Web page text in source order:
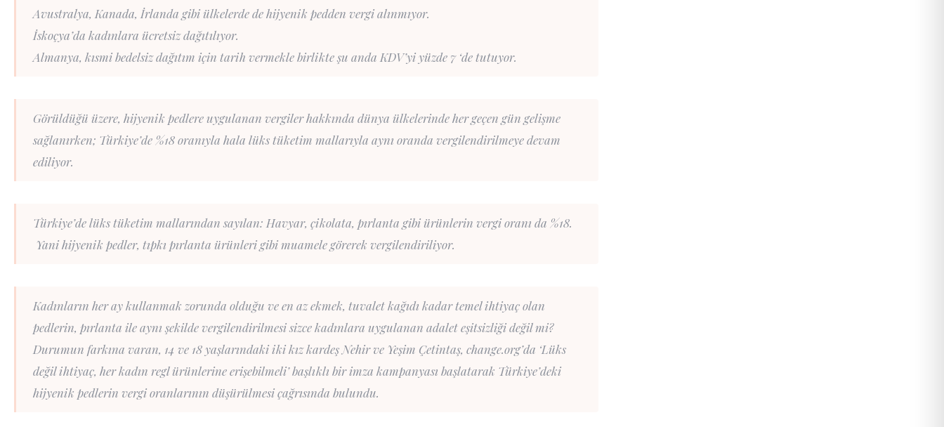
Avustralya, Kanada, İrlanda gibi ülkelerde de hijyenik pedden vergi alınmıyor.
İskoçya’da kadınlara ücretsiz dağıtılıyor.
Almanya, kısmi bedelsiz dağıtım için tarih vermekle birlikte şu anda KDV’yi yüzde 7 ‘de tutuyor.
Görüldüğü üzere, hijyenik pedlere uygulanan vergiler hakkında dünya ülkelerinde her geçen gün gelişme
sağlanırken; Türkiye’de %18 oranıyla hala lüks tüketim mallarıyla aynı oranda vergilendirilmeye devam
ediliyor.
Türkiye’de lüks tüketim mallarından sayılan: Havyar, çikolata, pırlanta gibi ürünlerin vergi oranı da %18.
Yani hijyenik pedler, tıpkı pırlanta ürünleri gibi muamele görerek vergilendiriliyor.
Kadınların her ay kullanmak zorunda olduğu ve en az ekmek, tuvalet kağıdı kadar temel ihtiyaç olan
pedlerin, pırlanta ile aynı şekilde vergilendirilmesi sizce kadınlara uygulanan adalet eşitsizliği değil mi?
Durumun farkına varan, 14 ve 18 yaşlarındaki iki kız kardeş Nehir ve Yeşim Çetintaş, change.org’da ‘Lüks
değil ihtiyaç, her kadın regl ürünlerine erişebilmeli’ başlıklı bir imza kampanyası başlatarak Türkiye’deki
hijyenik pedlerin vergi oranlarının düşürülmesi çağrısında bulundu.